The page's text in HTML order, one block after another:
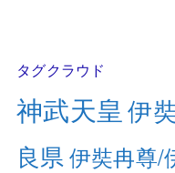
タグクラウド
神武天皇 伊
良県 伊奘冉尊/